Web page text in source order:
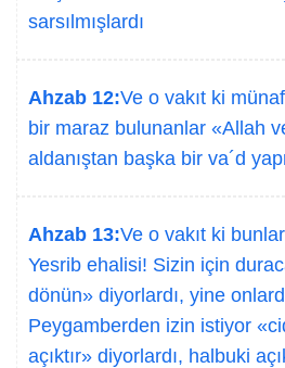
sarsılmışlardı
Ahzab 12:Ve o vakıt ki
bir maraz bulunanlar «Allah
aldanıştan başka bir va´d
Ahzab 13:Ve o vakıt ki
Yesrib ehalisi! Sizin için
dönün» diyorlardı, yine
Peygamberden izin istiyor
açıktır» diyorlardı, halbuki